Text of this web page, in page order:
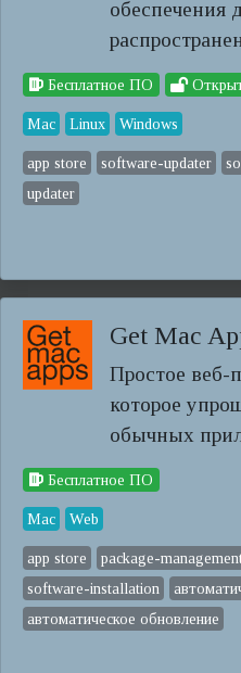
обеспечения
Бесплатное ПО
Mac Linux Windows
app store software-updater
updater
Get Mac
Простое веб-
которое
обычных
Бесплатное ПО
Mac Web
app store package-
software-installation
автоматическое обновление